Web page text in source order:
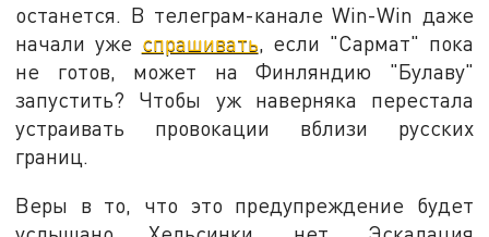
останется. В телеграм-канале Win-Win даже
начали уже спрашивать, если "Сармат" пока
не готов, может на Финляндию "Булаву"
запустить? Чтобы уж наверняка перестала
устраивать провокации вблизи русских
границ.
Веры в то, что это предупреждение будет